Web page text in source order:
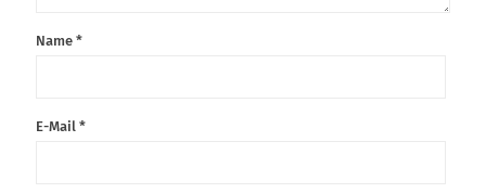
Name *
E-Mail *